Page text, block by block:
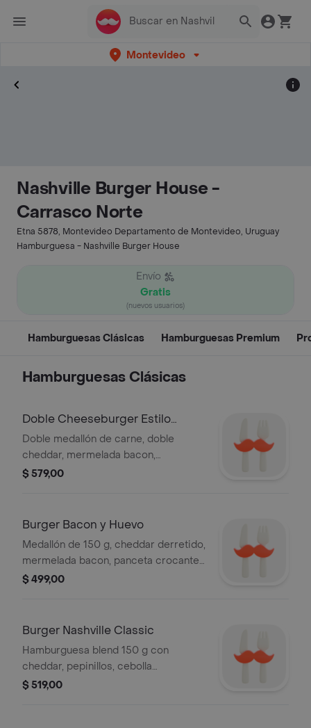
Montevideo
Nashville Burger House -
Carrasco Norte
Etna 5878, Montevideo Departamento de Montevideo, Uruguay
Hamburguesa - Nashville Burger House
Envío
Gratis
(nuevos usuarios)
Hamburguesas Clásicas Hamburguesas Premium
Hamburguesas Clásicas
Doble Cheeseburger Estilo
Americano
Doble medallón de carne, doble
cheddar, mermelada bacon,
pepinillos, cebolla y salsa de la casa,
$ 579,00
Burger Bacon y Huevo
Medallón de 150 g, cheddar derretido,
mermelada bacon, panceta crocante,
huevo frito y alioli, guarnición a
$ 499,00
Burger Nashville Classic
Hamburguesa blend 150 g con
cheddar, pepinillos, cebolla
caramelizada y mermelada bacon,
$ 519,00